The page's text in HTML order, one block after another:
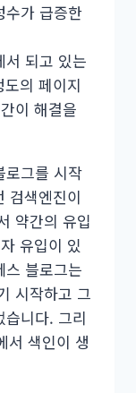
수가 급증한
서 되고 있는
의 페이지
이 해결을
로그를 시작
검색엔진이
약간의 유입
유입이 있
스 블로그는
시작하고 그
니다. 그리
서 색인이 생